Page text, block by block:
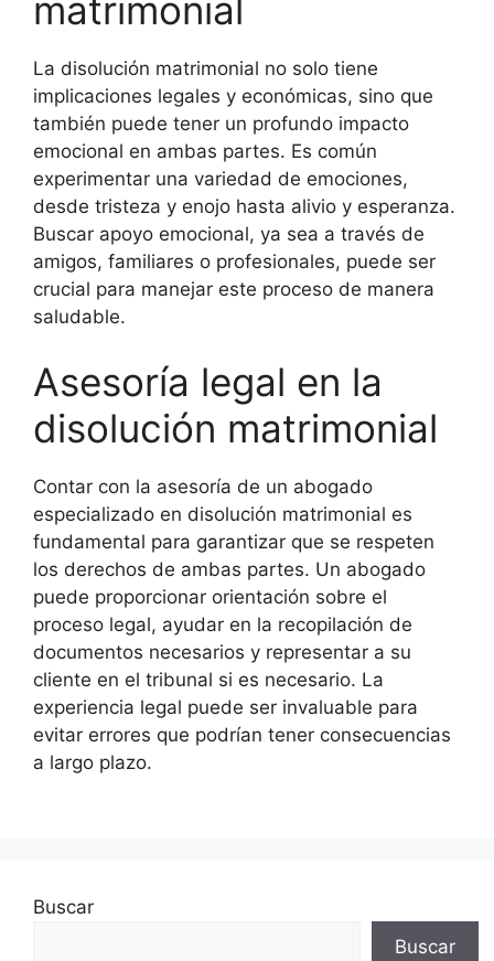
matrimonial
La disolución matrimonial no solo tiene
implicaciones legales y económicas, sino que
también puede tener un profundo impacto
emocional en ambas partes. Es común
experimentar una variedad de emociones,
desde tristeza y enojo hasta alivio y esperanza.
Buscar apoyo emocional, ya sea a través de
amigos, familiares o profesionales, puede ser
crucial para manejar este proceso de manera
saludable.
Asesoría legal en la
disolución matrimonial
Contar con la asesoría de un abogado
especializado en disolución matrimonial es
fundamental para garantizar que se respeten
los derechos de ambas partes. Un abogado
puede proporcionar orientación sobre el
proceso legal, ayudar en la recopilación de
documentos necesarios y representar a su
cliente en el tribunal si es necesario. La
experiencia legal puede ser invaluable para
evitar errores que podrían tener consecuencias
a largo plazo.
Buscar
Buscar